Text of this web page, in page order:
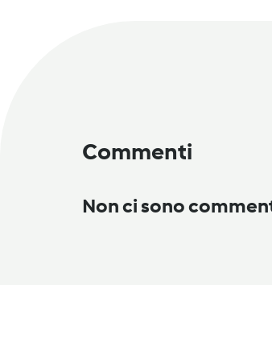
Commenti
Non ci sono